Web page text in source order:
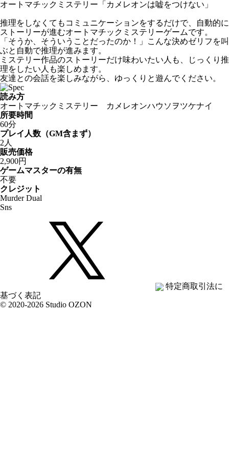
オートマチックミステリー「カメレオンは嘘をつけない」
推理をしなくてもコミュニケーションをするだけで、自動的に
ストーリーが進むオートマチックミステリーゲームです。
「そうか、そういうことだったのか！」こんな決めゼリフを叫
ぶと自動で推理が進みます。
ミステリー作品のストーリーだけ味わいたい人も、じっくり推
理をしたい人も楽しめます。
友達との会話を楽しみながら、ゆっくりと遊んでください。
読み方
オートマチックミステリー カメレオンハウソヲツケナイ
所要時間
60分
プレイ人数（GM含まず）
2人
販売価格
2,900円
ゲームマスターの有無
不要
クレジット
Murder Dual
Sns
特定商取引法に
基づく表記
© 2020-2026 Studio OZON